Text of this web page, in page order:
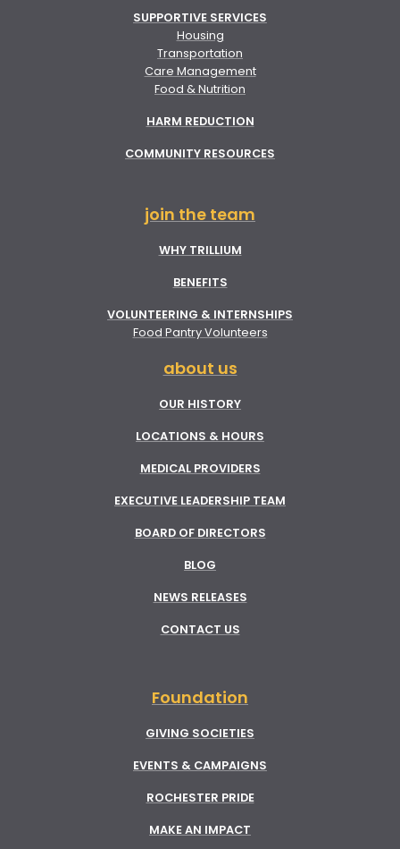
SUPPORTIVE SERVICES
Housing
Transportation
Care Management
Food & Nutrition
HARM REDUCTION
COMMUNITY RESOURCES
join the team
WHY TRILLIUM
BENEFITS
VOLUNTEERING & INTERNSHIPS
Food Pantry Volunteers
about us
OUR HISTORY
LOCATIONS & HOURS
MEDICAL PROVIDERS
EXECUTIVE LEADERSHIP TEAM
BOARD OF DIRECTORS
BLOG
NEWS RELEASES
CONTACT US
Foundation
GIVING SOCIETIES
EVENTS & CAMPAIGNS
ROCHESTER PRIDE
MAKE AN IMPACT